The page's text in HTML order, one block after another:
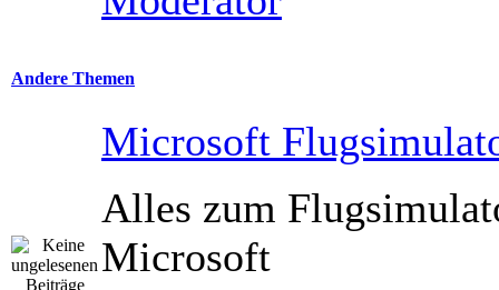
Andere Themen
Microsoft
Alles zum
Microsoft